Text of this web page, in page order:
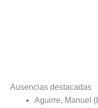
Ausencias destacadas
Aguirre, Manuel